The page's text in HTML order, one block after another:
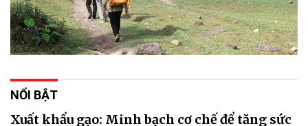
NỔI BẬT
Xuất khẩu gạo: Minh bạch cơ chế để tăng sức